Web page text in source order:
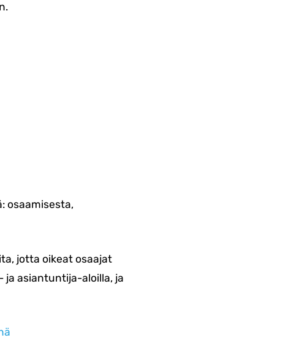
osaamisesta,
jotta oikeat osaajat
ja asiantuntija-aloilla, ja